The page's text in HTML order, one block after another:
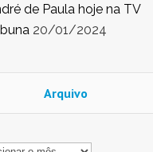
de Paula hoje na TV
20/01/2024
Arquivo